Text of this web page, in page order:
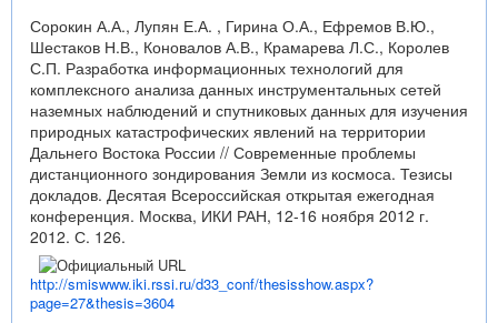
Сорокин А.А., Лупян Е.А. , Гирина О.А., Ефремов В.Ю.,
Шестаков Н.В., Коновалов А.В., Крамарева Л.С., Королев
С.П. Разработка информационных технологий для
комплексного анализа данных инструментальных сетей
наземных наблюдений и спутниковых данных для изучения
природных катастрофических явлений на территории
Дальнего Востока России // Современные проблемы
дистанционного зондирования Земли из космоса. Тезисы
докладов. Десятая Всероссийская открытая ежегодная
конференция. Москва, ИКИ РАН, 12-16 ноября 2012 г.
2012. С. 126.
http://smiswww.iki.rssi.ru/d33_conf/thesisshow.aspx?
page=27&thesis=3604